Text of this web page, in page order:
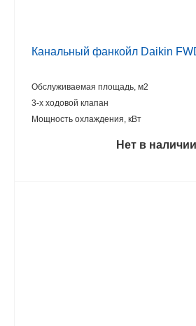
Канальный фанкойл Daikin
Обслуживаемая площадь, м2
3-х ходовой клапан
Мощность охлаждения, кВт
Нет в наличии